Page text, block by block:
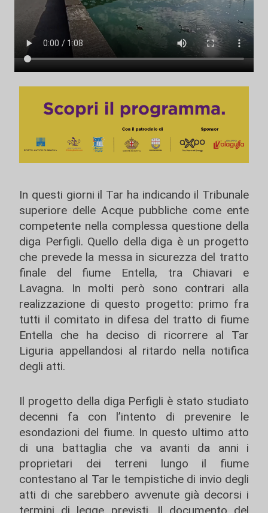
In questi giorni il Tar ha indicando il Tribunale
superiore delle Acque pubbliche come ente
competente nella complessa questione della
diga Perfigli. Quello della diga è un progetto
che prevede la messa in sicurezza del tratto
finale del fiume Entella, tra Chiavari e
Lavagna. In molti però sono contrari alla
realizzazione di questo progetto: primo fra
tutti il comitato in difesa del tratto di fiume
Entella che ha deciso di ricorrere al Tar
Liguria appellandosi al ritardo nella notifica
degli atti.
Il progetto della diga Perfigli è stato studiato
decenni fa con l’intento di prevenire le
esondazioni del fiume. In questo ultimo atto
di una battaglia che va avanti da anni i
proprietari dei terreni lungo il fiume
contestano al Tar le tempistiche di invio degli
atti di che sarebbero avvenute già decorsi i
termini di legge previsti. Il documento del